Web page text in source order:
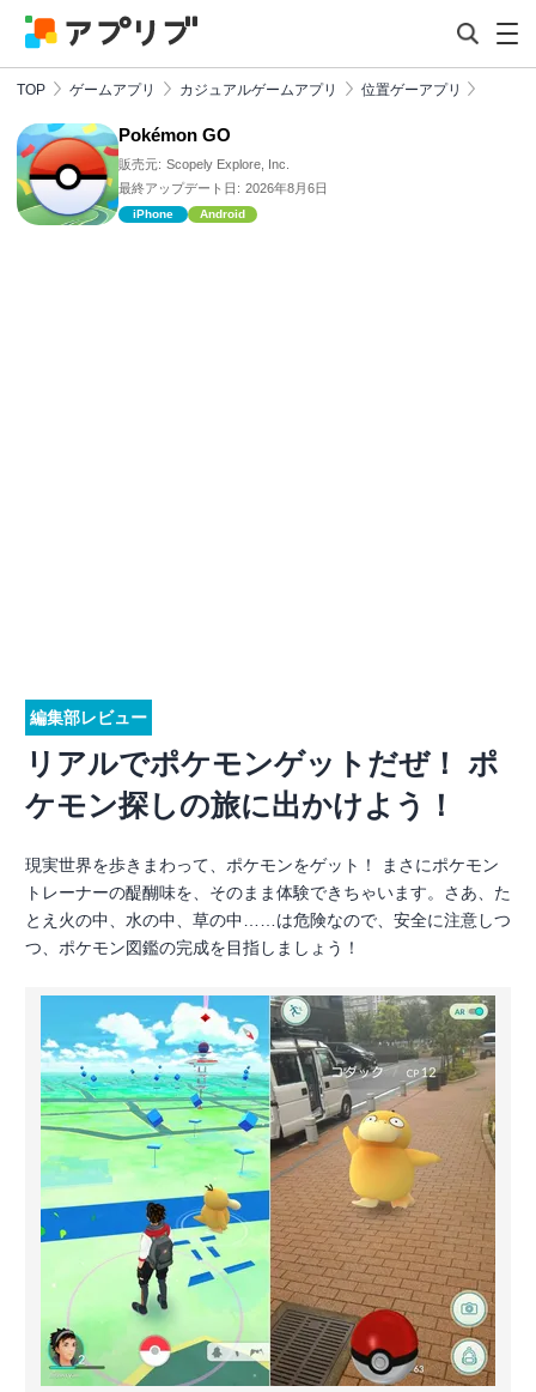
TOP ゲームアプリ カジュアルゲームアプリ 位置ゲーアプリ
Pokémon GO
販売元: Scopely Explore, Inc.
最終アップデート日: 2026年8月6日
iPhone Android
編集部レビュー
リアルでポケモンゲットだぜ！ ポ
ケモン探しの旅に出かけよう！
現実世界を歩きまわって、ポケモンをゲット！ まさにポケモン
トレーナーの醍醐味を、そのまま体験できちゃいます。さあ、た
とえ火の中、水の中、草の中……は危険なので、安全に注意しつ
つ、ポケモン図鑑の完成を目指しましょう！